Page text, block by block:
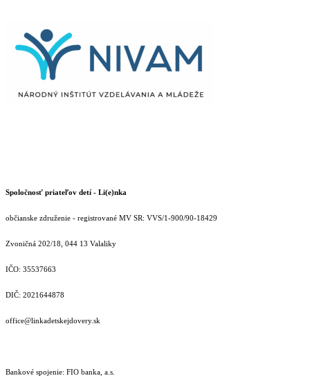
Spoločnosť priateľov detí - Li(e)nka
občianske združenie - registrované MV SR: VVS/1-900/90-18429
Zvoničná 202/18, 044 13 Valaliky
IČO: 35537663
DIČ: 2021644878
office@linkadetskejdovery.sk
Bankové spojenie: FIO banka, a.s.